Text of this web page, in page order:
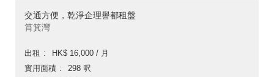
交通方便，乾淨企理譽都租盤
筲箕灣
出租
HK$ 16,000 / 月
實用面積
298 呎